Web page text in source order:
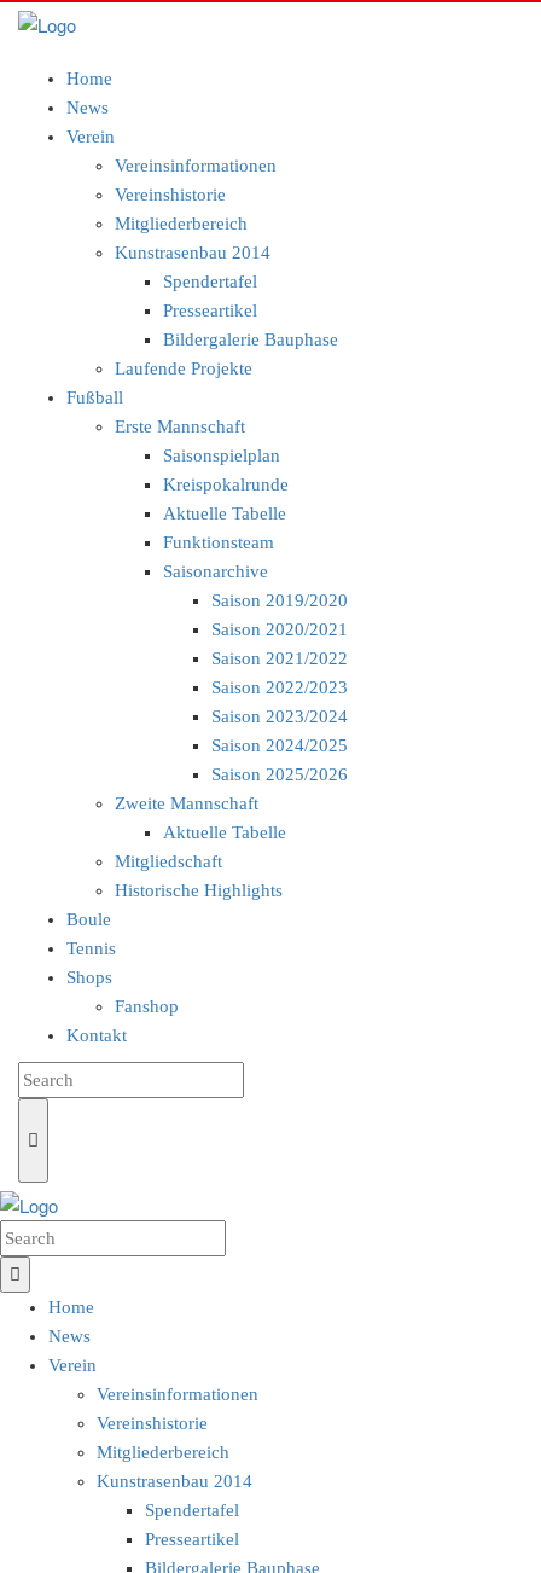
Home
News
Verein
Vereinsinformationen
Vereinshistorie
Mitgliederbereich
Kunstrasenbau 2014
Spendertafel
Presseartikel
Bildergalerie Bauphase
Laufende Projekte
Fußball
Erste Mannschaft
Saisonspielplan
Kreispokalrunde
Aktuelle Tabelle
Funktionsteam
Saisonarchive
Saison 2019/2020
Saison 2020/2021
Saison 2021/2022
Saison 2022/2023
Saison 2023/2024
Saison 2024/2025
Saison 2025/2026
Zweite Mannschaft
Aktuelle Tabelle
Mitgliedschaft
Historische Highlights
Boule
Tennis
Shops
Fanshop
Kontakt
Home
News
Verein
Vereinsinformationen
Vereinshistorie
Mitgliederbereich
Kunstrasenbau 2014
Spendertafel
Presseartikel
Bildergalerie Bauphase